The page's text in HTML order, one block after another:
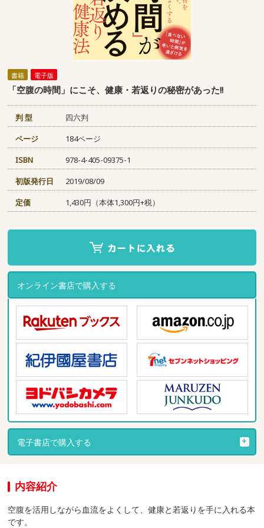
書籍 電子版
「空腹の時間」にこそ、健康・若返りの秘密があった!!
判 型
四六判
ページ
184ページ
ISBN
978-4-405-09375-1
初版発行日
2019/08/09
定価
1,430円（本体1,300円+税）
オンライン書店で購入する
電子書店で購入する
内容紹介
空腹を活用しながら血流をよくして、健康と若返りを手に入れる本
です。